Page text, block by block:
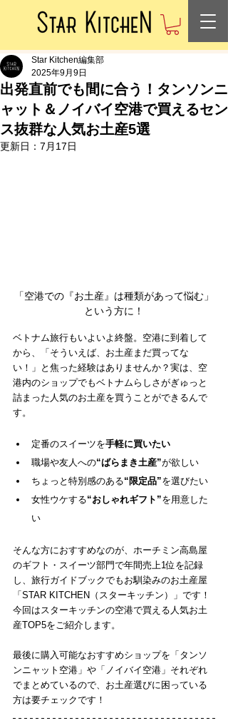
出発直前でも間に合う！タンソンニ
ャット＆ノイバイ空港で買えるセン
ス抜群な人気お土産5選
Star Kitchen編集部
2025年9月9日
更新日： 7月17日
「空港での『お土産』は種類があって悩む」
という方に！
ベトナム旅行もいよいよ終盤。空港に到着して
から、「そういえば、お土産まだ買ってな
い！」と焦った経験はありませんか？実は、空
港内のショップでもベトナムらしさがぎゅっと
詰まった人気のお土産を買うことができるんで
す。
定番のスイーツを手軽に買いたい
職場や友人への“ばらまき土産”が欲しい
ちょっと特別感のある“限定品”を選びたい
女性ウケする“おしゃれギフト”を用意した
い
そんな方におすすめなのが、 ホーチミン高島屋
のギフト・スイーツ部門で年間売上1位を記録
し、旅行ガイドブックでもお馴染みのお土産屋
「STAR KITCHEN（スターキッチン）」です！
今回はスターキッチンの空港で買える人気お土
産TOP5をご紹介します。
最後に購入可能なおすすめショップを「タンソ
ンニャット空港」や「ノイバイ空港」それぞれ
でまとめているので、お土産選びに困っている
方は要チェックです！